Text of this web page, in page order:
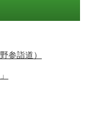
参詣道）